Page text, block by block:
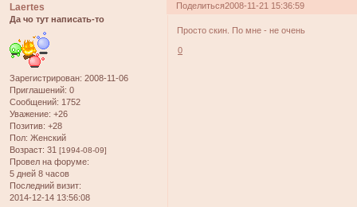
Поделиться2008-11-21 15:36:59
Laertes
Да чо тут написать-то
Зарегистрирован: 2008-11-06
Приглашений: 0
Сообщений: 1752
Уважение: +26
Позитив: +28
Пол: Женский
Возраст: 31 [1994-08-09]
Провел на форуме:
5 дней 8 часов
Последний визит:
2014-12-14 13:56:08
Просто скин. По мне - не очень
0